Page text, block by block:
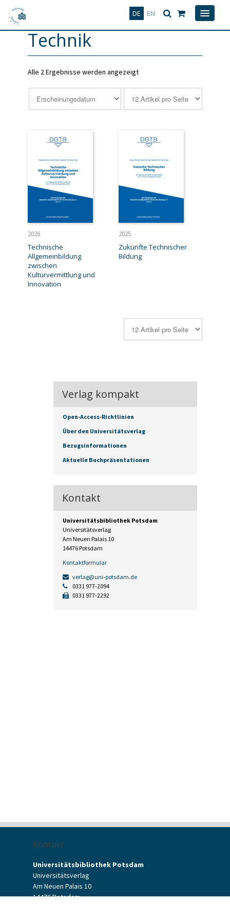
DE EN
Deutsch
Technik
Alle 2 Ergebnisse werden angezeigt
2026
Technische
Allgemeinbildung
zwischen
Kulturvermittlung und
Innovation
2025
Zukünfte Technischer
Bildung
Verlag kompakt
Open-Access-Richtlinien
Über den Universitätsverlag
Bezugsinformationen
Aktuelle Buchpräsentationen
Kontakt
Universitätsbibliothek Potsdam
Universitätsverlag
Am Neuen Palais 10
14476 Potsdam
Kontaktformular
verlag@uni-potsdam.de
0331 977-2094
0331 977-2292
Kontakt
Universitätsbibliothek Potsdam
Universitätsverlag
Am Neuen Palais 10
14476 Potsdam